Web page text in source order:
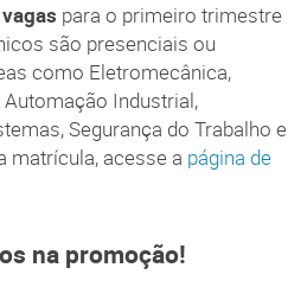
para o primeiro trimestre
são presenciais ou
como Eletromecânica,
Automação Industrial,
Segurança do Trabalho e
matrícula, acesse a página de
na promoção!